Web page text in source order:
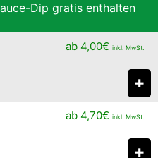
Dip gratis enthalten
ab 4,00€ inkl. MwSt.
✚
ab 4,70€ inkl. MwSt.
✚